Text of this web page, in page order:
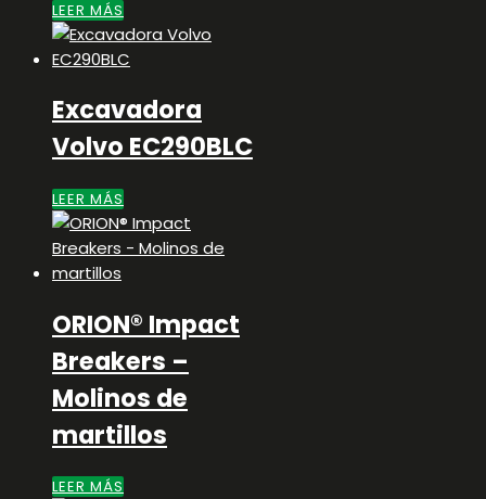
LEER MÁS
Excavadora
Volvo EC290BLC
LEER MÁS
ORION® Impact
Breakers –
Molinos de
martillos
LEER MÁS